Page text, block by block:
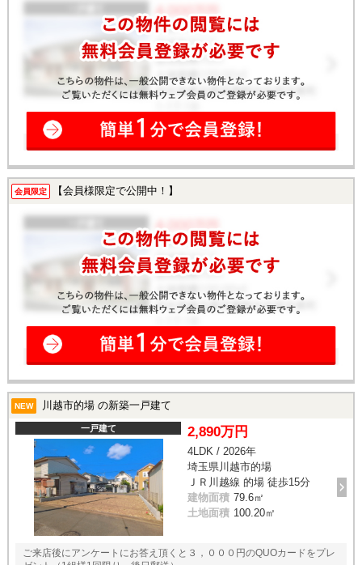
会員限定 【会員様限定で公開中！】
NEW 川越市的場 の新築一戸建て
一戸建て 2,890万円
4LDK / 2026年
埼玉県川越市的場
ＪＲ川越線 的場 徒歩15分
建物面積 79.6㎡
土地面積 100.20㎡
ご来店後にアンケートにお答え頂くと３，０００円のQUOカードをプレ